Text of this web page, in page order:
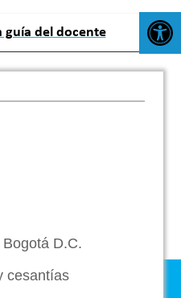
guía del docente
D.C.
cesantías